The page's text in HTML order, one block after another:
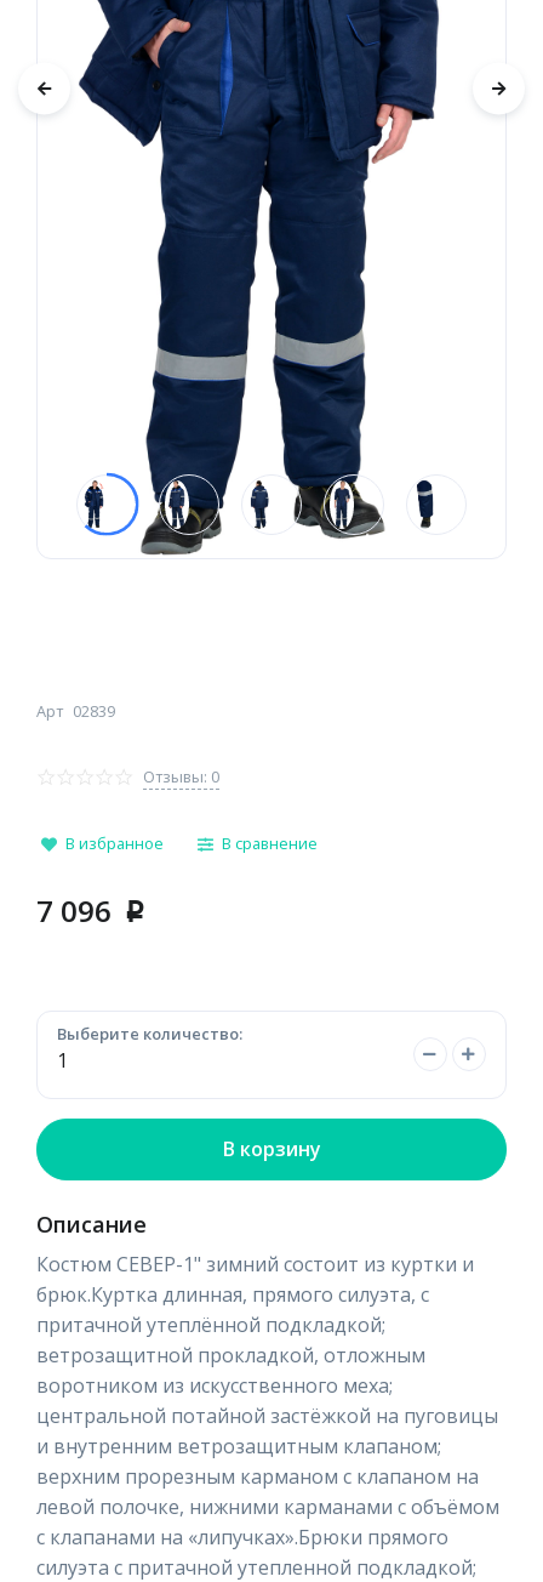
Арт 02839
Отзывы: 0
В избранное В сравнение
7 096 p
Выберите количество:
В корзину
Описание
Костюм СЕВЕР-1" зимний состоит из куртки и
брюк.Куртка длинная, прямого силуэта, с
притачной утеплённой подкладкой;
ветрозащитной прокладкой, отложным
воротником из искусственного меха;
центральной потайной застёжкой на пуговицы
и внутренним ветрозащитным клапаном;
верхним прорезным карманом с клапаном на
левой полочке, нижними карманами с объёмом
с клапанами на «липучках».Брюки прямого
силуэта с притачной утепленной подкладкой;